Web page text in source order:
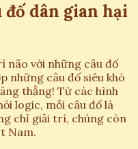
dân gian hại
não với những câu đố
những câu đố siêu khó
thẳng! Từ các hình
logic, mỗi câu đố là
chỉ giải trí, chúng còn
Nam.